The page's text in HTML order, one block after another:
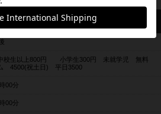
校生以上800円 小学生300円 未就学児 無料
4500(祝土日) 平日3500
00分
00分